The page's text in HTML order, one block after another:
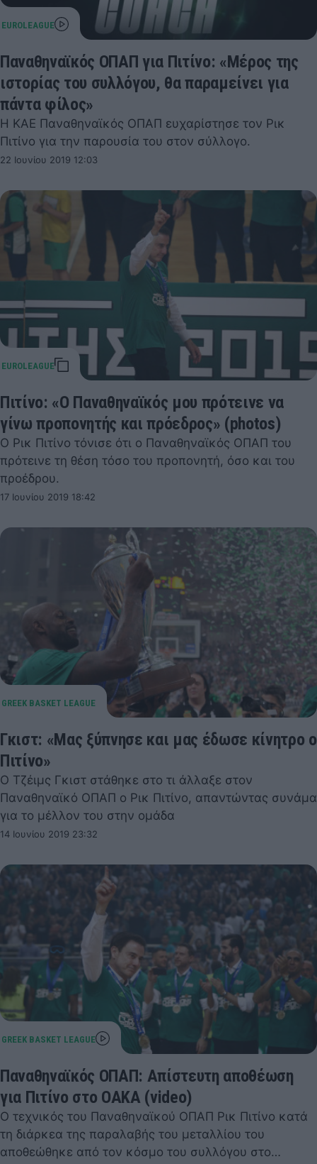
Παναθηναϊκός ΟΠΑΠ για Πιτίνο: «Μέρος της
ιστορίας του συλλόγου, θα παραμείνει για
πάντα φίλος»
Η ΚΑΕ Παναθηναϊκός ΟΠΑΠ ευχαρίστησε τον Ρικ
Πιτίνο για την παρουσία του στον σύλλογο.
22 Ιουνίου 2019 12:03
Πιτίνο: «Ο Παναθηναϊκός μου πρότεινε να
γίνω προπονητής και πρόεδρος» (photos)
Ο Ρικ Πιτίνο τόνισε ότι ο Παναθηναϊκός ΟΠΑΠ του
πρότεινε τη θέση τόσο του προπονητή, όσο και του
προέδρου.
17 Ιουνίου 2019 18:42
Γκιστ: «Μας ξύπνησε και μας έδωσε κίνητρο ο
Πιτίνο»
Ο Τζέιμς Γκιστ στάθηκε στο τι άλλαξε στον
Παναθηναϊκό ΟΠΑΠ ο Ρικ Πιτίνο, απαντώντας συνάμα
για το μέλλον του στην ομάδα
14 Ιουνίου 2019 23:32
Παναθηναϊκός ΟΠΑΠ: Απίστευτη αποθέωση
για Πιτίνο στο ΟΑΚΑ (video)
Ο τεχνικός του Παναθηναϊκού ΟΠΑΠ Ρικ Πιτίνο κατά
τη διάρκεα της παραλαβής του μεταλλίου του
αποθεώθηκε από τον κόσμο του συλλόγου στο…